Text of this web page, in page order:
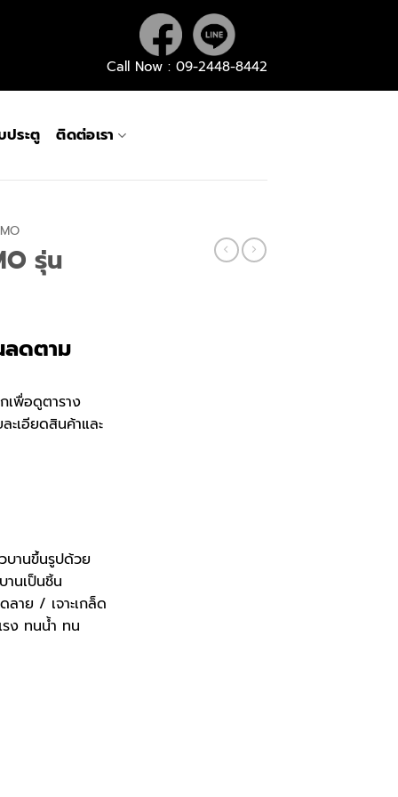
Call Now : 09-2448-8442
ประตู ติดต่อเรา
รุ่น
ดตาม
พื่อดูตาราง
ะเอียดสินค้าและ
บานขึ้นรูปด้วย
นเป็นชิ้น
ลาย / เจาะเกล็ด
ง ทนน้ำ ทน